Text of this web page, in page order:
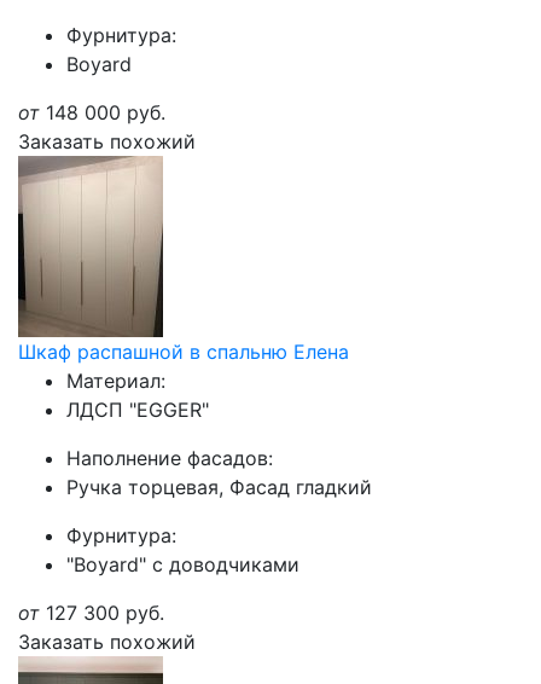
Фурнитура:
Boyard
от 148 000 руб.
Заказать похожий
Шкаф распашной в спальню Елена
Материал:
ЛДСП "EGGER"
Наполнение фасадов:
Ручка торцевая, Фасад гладкий
Фурнитура:
"Boyard" с доводчиками
от 127 300 руб.
Заказать похожий